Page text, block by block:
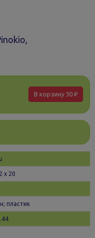
В корзину 30 ₽
x 20
пластик